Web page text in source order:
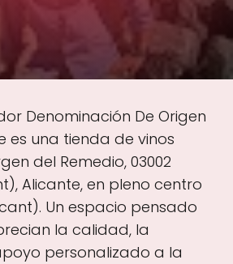
Denominación De Origen
es una tienda de vinos
del Remedio, 03002
Alicante, en pleno centro
Un espacio pensado
la calidad, la
personalizado a la